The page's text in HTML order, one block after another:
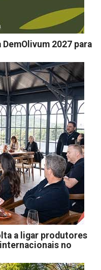
2027 para
a ligar produtores
no